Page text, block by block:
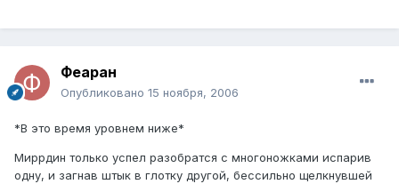
Феаран
Опубликовано 15 ноября, 2006
*В это время уровнем ниже*
Миррдин только успел разобратся с многоножками испарив
одну, и загнав штык в глотку другой, бессильно щелкнувшей